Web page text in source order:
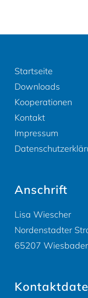
Startseite
Downloads
Kooperationen
Kontakt
Impressum
Anschrift
Lisa Wiescher
Nordenstadter
65207